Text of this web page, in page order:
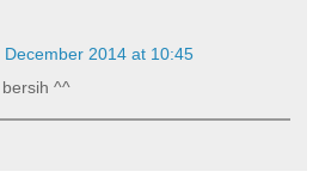
December 2014 at 10:45
^^